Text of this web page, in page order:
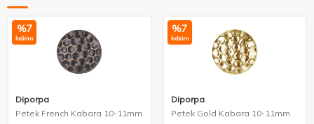
%7
İndirim
Diporpa
Petek French Kabara 10-11mm
%7
İndirim
Diporpa
Petek Gold Kabara 10-11mm